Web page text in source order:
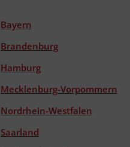
Bayern
Brandenburg
Hamburg
Mecklenburg-Vorpommern
Nordrhein-Westfalen
Saarland